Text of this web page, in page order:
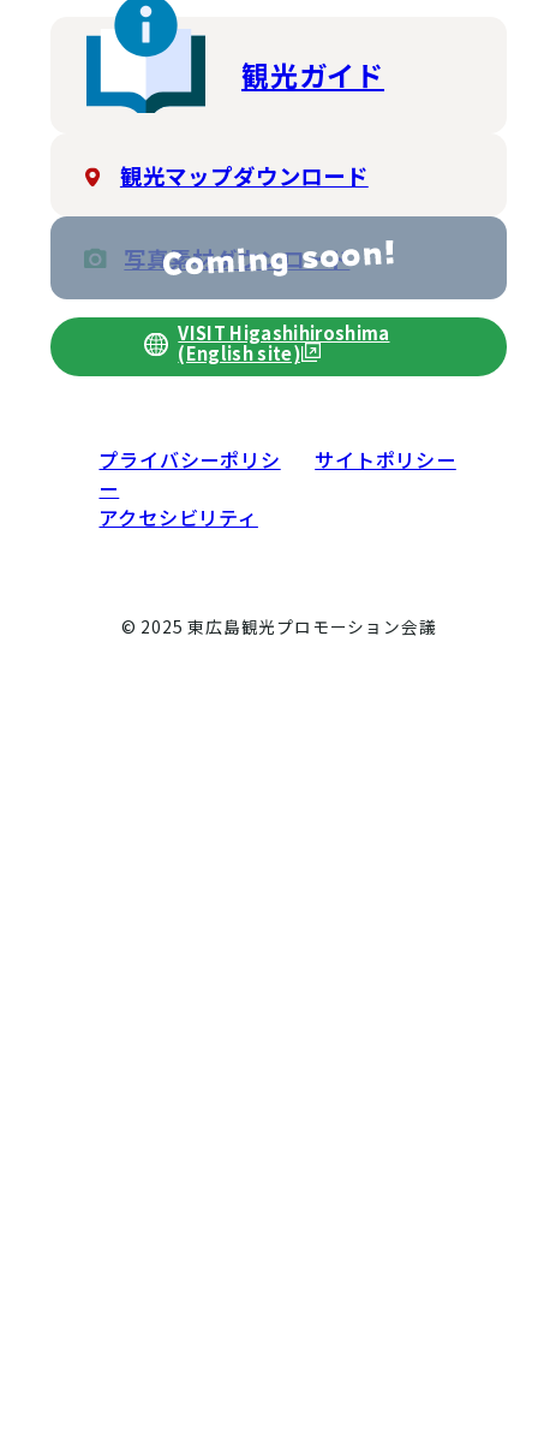
観光ガイド
観光マップダウンロード
写真素材ダウンロード
VISIT Higashihiroshima
(English site)
プライバシーポリシ
ー
サイトポリシー
アクセシビリティ
© 2025 東広島観光プロモーション会議